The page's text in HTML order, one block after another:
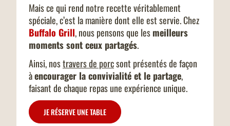
Mais ce qui rend notre recette véritablement
spéciale, c’est la manière dont elle est servie. Chez
Buffalo Grill, nous pensons que lesmeilleurs
moments sont ceux partagés.
Ainsi, nostravers de porcsont présentés de façon
àencourager la convivialité et le partage,
faisant de chaque repas une expérience unique.
JE RÉSERVE UNE TABLE